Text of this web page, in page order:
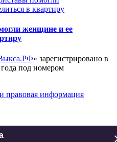
женщине и ее
» зарегистрировано в
под номером
правовая информация